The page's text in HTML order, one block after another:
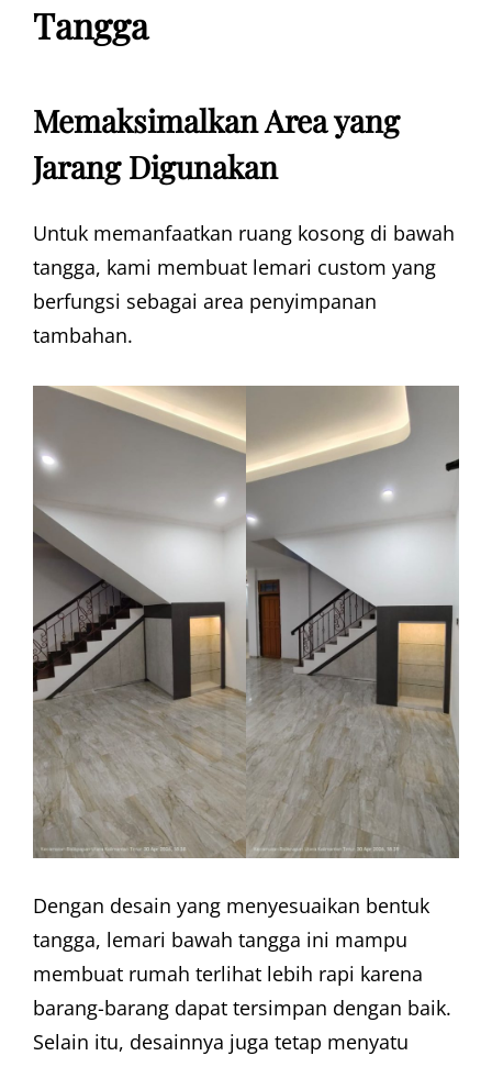
Tangga
Memaksimalkan Area yang
Jarang Digunakan
Untuk memanfaatkan ruang kosong di bawah
tangga, kami membuat lemari custom yang
berfungsi sebagai area penyimpanan
tambahan.
Dengan desain yang menyesuaikan bentuk
tangga, lemari bawah tangga ini mampu
membuat rumah terlihat lebih rapi karena
barang-barang dapat tersimpan dengan baik.
Selain itu, desainnya juga tetap menyatu